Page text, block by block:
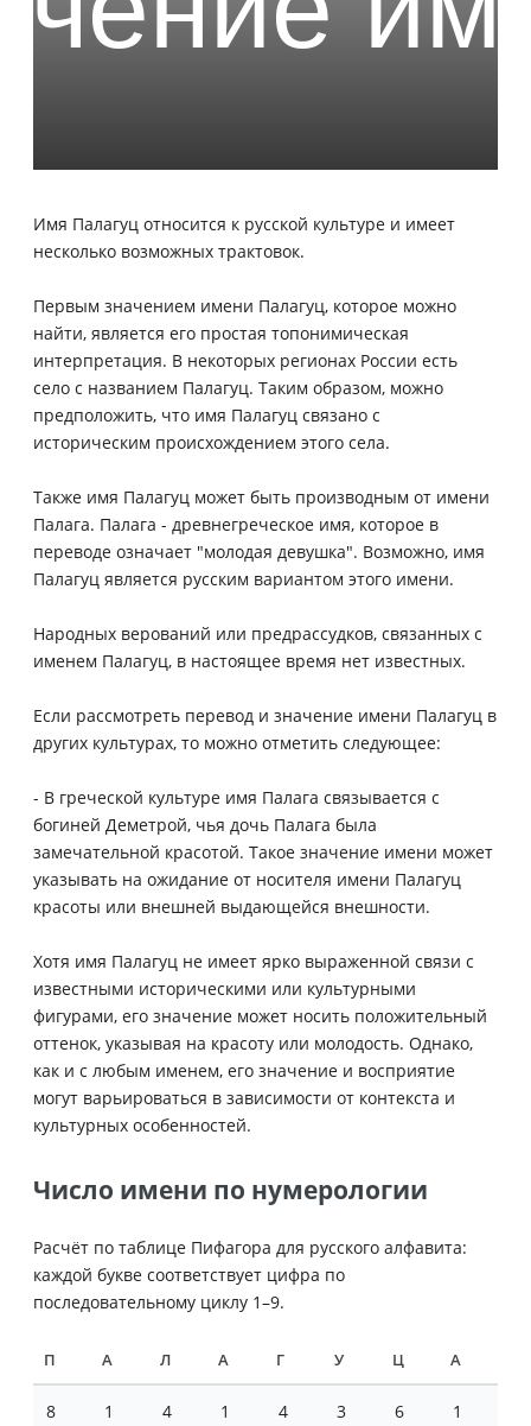
Имя Палагуц относится к русской культуре и имеет
несколько возможных трактовок.
Первым значением имени Палагуц, которое можно
найти, является его простая топонимическая
интерпретация. В некоторых регионах России есть
село с названием Палагуц. Таким образом, можно
предположить, что имя Палагуц связано с
историческим происхождением этого села.
Также имя Палагуц может быть производным от имени
Палага. Палага - древнегреческое имя, которое в
переводе означает "молодая девушка". Возможно, имя
Палагуц является русским вариантом этого имени.
Народных верований или предрассудков, связанных с
именем Палагуц, в настоящее время нет известных.
Если рассмотреть перевод и значение имени Палагуц в
других культурах, то можно отметить следующее:
- В греческой культуре имя Палага связывается с
богиней Деметрой, чья дочь Палага была
замечательной красотой. Такое значение имени может
указывать на ожидание от носителя имени Палагуц
красоты или внешней выдающейся внешности.
Хотя имя Палагуц не имеет ярко выраженной связи с
известными историческими или культурными
фигурами, его значение может носить положительный
оттенок, указывая на красоту или молодость. Однако,
как и с любым именем, его значение и восприятие
могут варьироваться в зависимости от контекста и
культурных особенностей.
Число имени по нумерологии
Расчёт по таблице Пифагора для русского алфавита:
каждой букве соответствует цифра по
последовательному циклу 1–9.
П А Л А Г У Ц А
8 1 4 1 4 3 6 1